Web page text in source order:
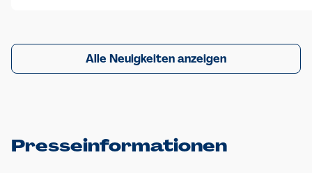
Alle Neuigkeiten anzeigen
Presseinformationen